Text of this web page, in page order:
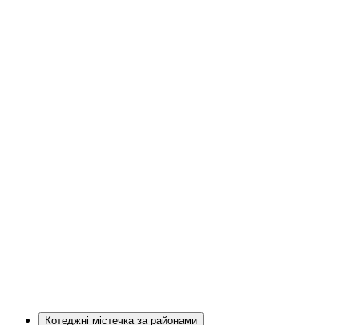
Котеджні містечка за районами